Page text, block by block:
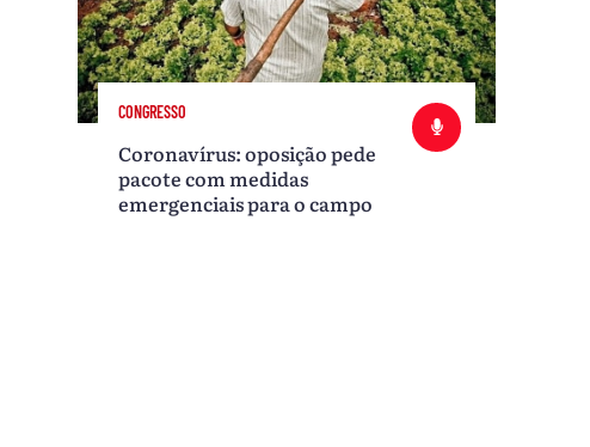
CONGRESSO
Coronavírus: oposição pede
pacote com medidas
emergenciais para o campo